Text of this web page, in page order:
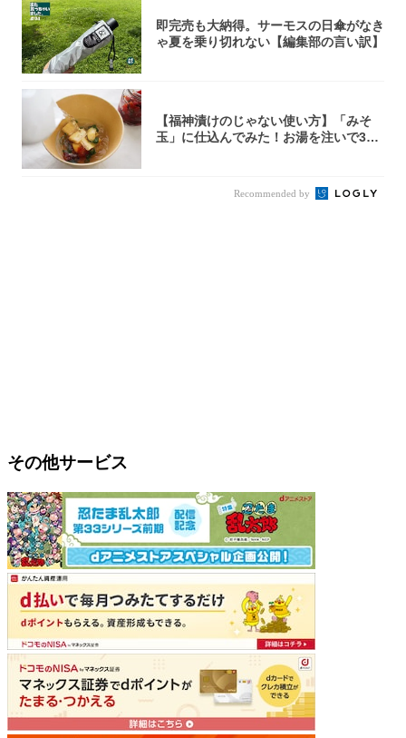
即完売も大納得。サーモスの日傘がなき
ゃ夏を乗り切れない【編集部の言い訳】
【福神漬けのじゃない使い方】「みそ
玉」に仕込んでみた！お湯を注いで30
Recommended by
その他サービス